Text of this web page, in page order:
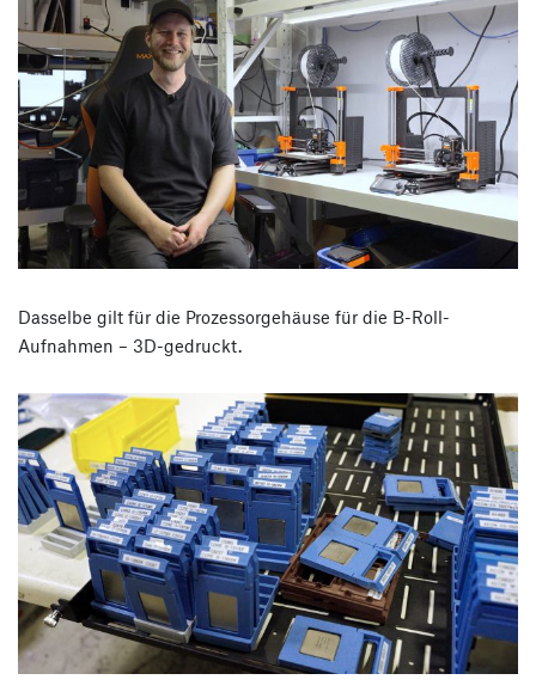
Dasselbe gilt für die Prozessorgehäuse für die B-Roll-
Aufnahmen – 3D-gedruckt.